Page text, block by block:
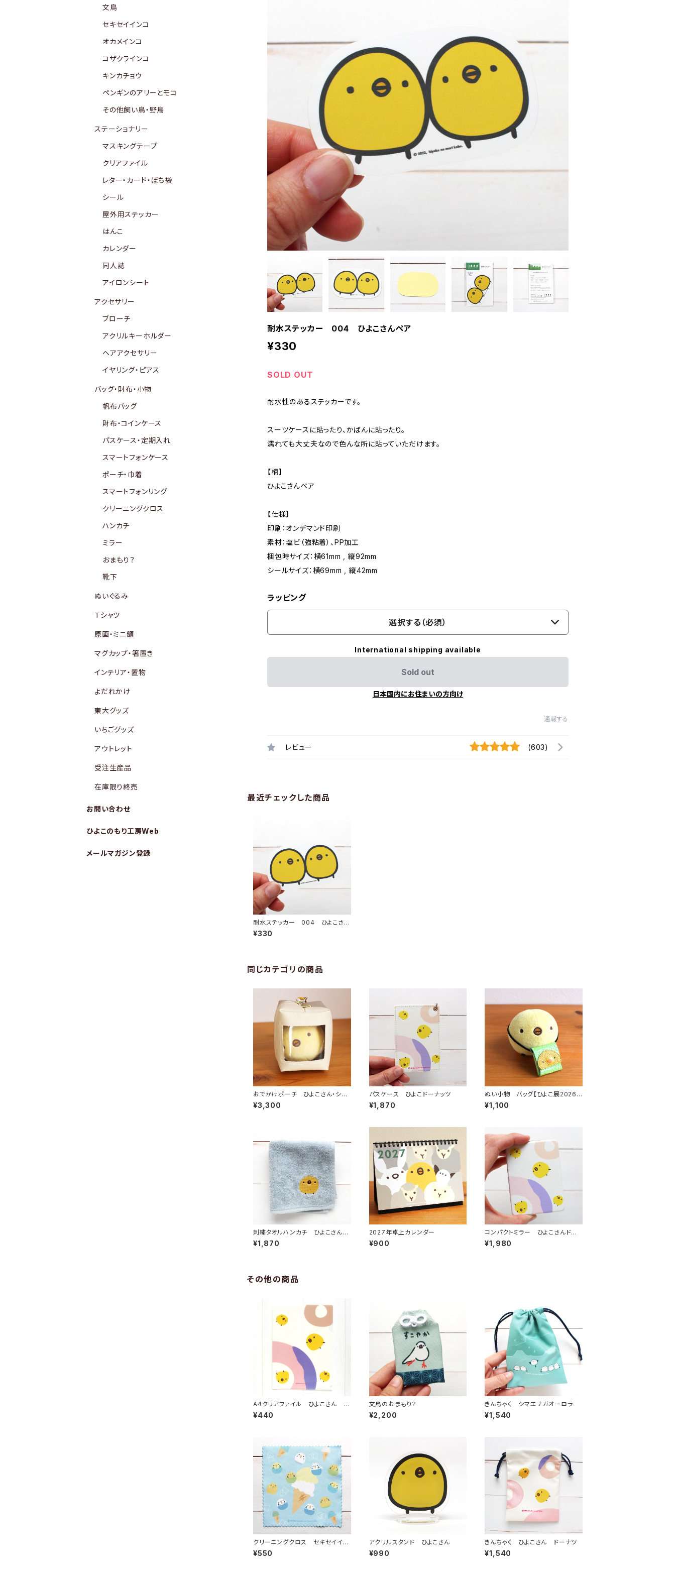
耐水ステッカー 004 ひよこさんペア
¥330
SOLD OUT
耐水性のあるステッカーです。
スーツケースに貼ったり、かばんに貼ったり。
濡れても大丈夫なので色んな所に貼っていただけます。
【柄】
ひよこさんペア
【仕様】
印刷：オンデマンド印刷
素材：塩ビ（強粘着）、PP加工
梱包時サイズ：横61mm , 縦92mm
シールサイズ：横69mm , 縦42mm
ラッピング
選択する（必須）
International shipping available
Sold out
日本国内にお住まいの方向け
通報する
レビュー (603)
最近チェックした商品
耐水ステッカー 004 ひよこさん
ペア
¥330
同じカテゴリの商品
おでかけポーチ ひよこさん・シマ
エナガ
¥3,300
パスケース ひよこドーナッツ
¥1,870
ぬい小物 バッグ【ひよこ展2026コ
ラボ作品 まげつぶ村さん】
¥1,100
刺繍タオルハンカチ ひよこさん（2
026年版）
¥1,870
2027年卓上カレンダー
¥900
コンパクトミラー ひよこさんドー
ナツ
¥1,980
その他の商品
A4クリアファイル ひよこさん ド
ーナツ
¥440
文鳥のおまもり？
¥2,200
きんちゃく シマエナガオーロラ
¥1,540
クリーニングクロス セキセイイン
コアイス
¥550
アクリルスタンド ひよこさん
¥990
きんちゃく ひよこさん ドーナツ
¥1,540
文鳥
セキセイインコ
オカメインコ
コザクラインコ
キンカチョウ
ペンギンのアリーとモコ
その他飼い鳥・野鳥
ステーショナリー
マスキングテープ
クリアファイル
レター・カード・ぽち袋
シール
屋外用ステッカー
はんこ
カレンダー
同人誌
アイロンシート
アクセサリー
ブローチ
アクリルキーホルダー
ヘアアクセサリー
イヤリング・ピアス
バッグ・財布・小物
帆布バッグ
財布・コインケース
パスケース・定期入れ
スマートフォンケース
ポーチ・巾着
スマートフォンリング
クリーニングクロス
ハンカチ
ミラー
おまもり？
靴下
ぬいぐるみ
Ｔシャツ
原画・ミニ額
マグカップ・箸置き
インテリア・置物
よだれかけ
東大グッズ
いちごグッズ
アウトレット
受注生産品
在庫限り終売
お問い合わせ
ひよこのもり工房Web
メールマガジン登録